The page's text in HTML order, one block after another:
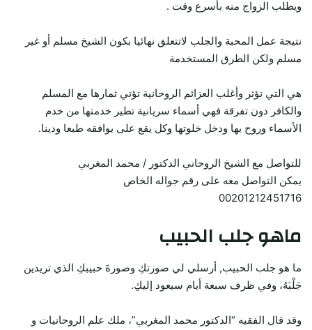
ويطلب الزواج منه بأسرع وقت .
نتيجة عمل المحبة والجلب لاتتعلق نهائيا بكون الشيخ مسلم أو غير
مسلم ولكن الطرق المستخدمة
هي التي تؤثر وأغلب العزائم الروحانية تؤتي ثمارها مع المسلم
والكافر دون تفرقة فهي أسماء سريانية تطير خدمتها من خدم
الأسماء وروح بها ودخل خلوتها وكل يقع على يوافقه طبعا ودينا.
للتواصل مع الشيخ الروحاني الدكتور / محمد المغربي
يمكن التواصل معه على رقم جواله الخاص
00201212451716
ماهو جلب الحبيب
ما هو جلب الحبيب, أرسلي لي صورتكِ وصورةَ حبيبكِ الذي تريدين
جَلْبَهُ، وفي ظرف سبعة أيام سيعود إليكِ.
وقد قال الفقيه “الدكتور محمد المغربي”، ملك علم الروحانيات و